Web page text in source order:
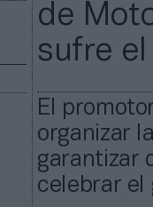
de
sufre
El
organizar
garantizar
celebrar el